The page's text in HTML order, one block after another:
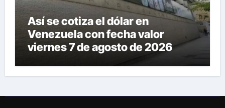
Así se cotiza el dólar en
Venezuela con fecha valor
viernes 7 de agosto de 2026